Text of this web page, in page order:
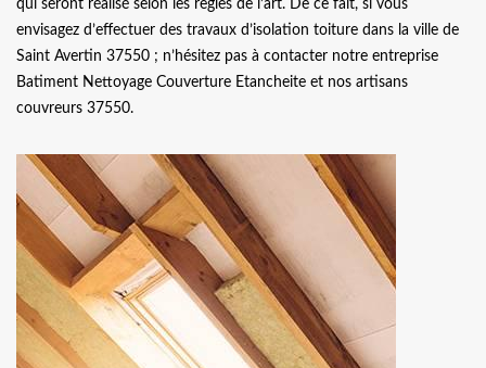
qui seront réalisé selon les règles de l’art. De ce fait, si vous
envisagez d’effectuer des travaux d’isolation toiture dans la ville de
Saint Avertin 37550 ; n’hésitez pas à contacter notre entreprise
Batiment Nettoyage Couverture Etancheite et nos artisans
couvreurs 37550.